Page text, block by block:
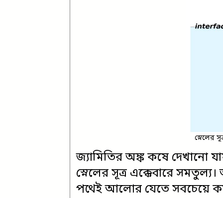
স্নেলের
জ্যামিতির অঙ্ক কষে দেখানো
স্নেলের সূত্র এক্কেবারে
পথেই আলোর যেতে সবচেয়ে